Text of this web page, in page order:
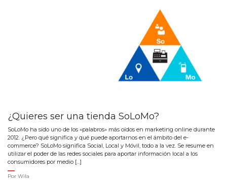
¿Quieres ser una tienda SoLoMo?
SoLoMo ha sido uno de los «palabros» más oídos en marketing online durante
2012. ¿Pero qué significa y qué puede aportarnos en el ámbito del e-
commerce? SoLoMo significa Social, Local y Móvil, todo a la vez. Se resume en
utilizar el poder de las redes sociales para aportar información local a los
consumidores por medio […]
Por Wila